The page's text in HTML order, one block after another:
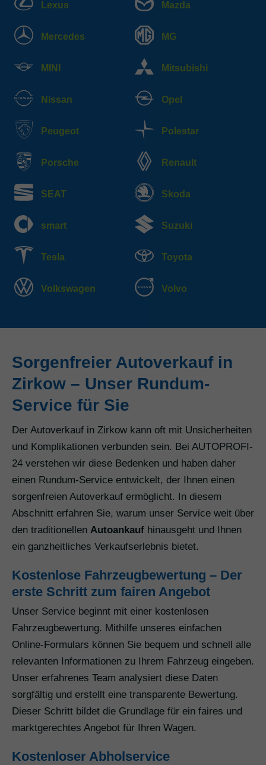
Lexus Mazda
Mercedes MG
MINI Mitsubishi
Nissan Opel
Peugeot Polestar
Porsche Renault
SEAT Skoda
smart Suzuki
Tesla Toyota
Volkswagen Volvo
Sorgenfreier Autoverkauf in
Zirkow – Unser Rundum-
Service für Sie
Der Autoverkauf in Zirkow kann oft mit Unsicherheiten
und Komplikationen verbunden sein. Bei AUTOPROFI-
24 verstehen wir diese Bedenken und haben daher
einen Rundum-Service entwickelt, der Ihnen einen
sorgenfreien Autoverkauf ermöglicht. In diesem
Abschnitt erfahren Sie, warum unser Service weit über
den traditionellen Autoankauf hinausgeht und Ihnen
ein ganzheitliches Verkaufserlebnis bietet.
Kostenlose Fahrzeugbewertung – Der
erste Schritt zum fairen Angebot
Unser Service beginnt mit einer kostenlosen
Fahrzeugbewertung. Mithilfe unseres einfachen
Online-Formulars können Sie bequem und schnell alle
relevanten Informationen zu Ihrem Fahrzeug eingeben.
Unser erfahrenes Team analysiert diese Daten
sorgfältig und erstellt eine transparente Bewertung.
Dieser Schritt bildet die Grundlage für ein faires und
marktgerechtes Angebot für Ihren Wagen.
Kostenloser Abholservice